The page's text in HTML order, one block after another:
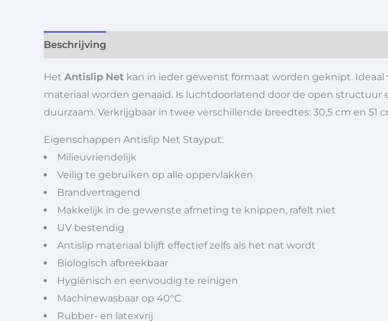
Beschrijving
Het Antislip Net kan in ieder gewenst formaat worden geknipt.
materiaal worden genaaid. Is luchtdoorlatend door de open
duurzaam. Verkrijgbaar in twee verschillende breedtes: 30,5 cm en 51
Eigenschappen Antislip Net Stayput:
Milieuvriendelijk
Veilig te gebruiken op alle oppervlakken
Brandvertragend
Makkelijk in de gewenste afmeting te knippen, rafelt niet
UV bestendig
Antislip materiaal blijft effectief zelfs als het nat wordt
Biologisch afbreekbaar
Hygiënisch en eenvoudig te reinigen
Machinewasbaar op 40°C
Rubber- en latexvrij